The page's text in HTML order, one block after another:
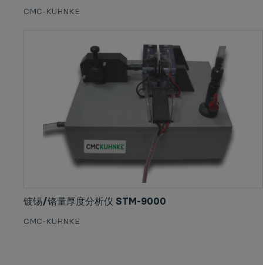
CMC-KUHNKE
镀锡/铬量厚度分析仪 STM-9000
CMC-KUHNKE